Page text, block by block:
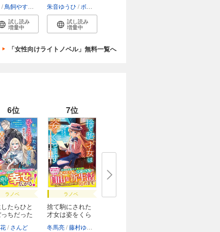
鳥飼やすゆき
試し読み
増量中
朱音ゆうひ ボダックス
試し読み
増量中
「女性向けライトノベル」無料一覧へ
6位
ラノベ
たらひと
ちだった
さんど
7位
ラノベ
捨て駒にされた
才女は姿をくら
冬馬亮 藤村ゆかこ